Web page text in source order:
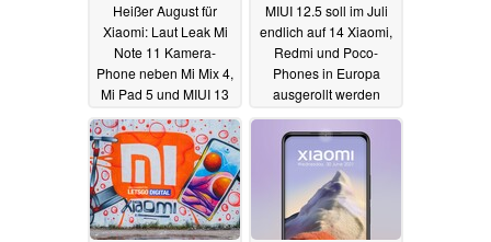
Heißer August für
Xiaomi: Laut Leak Mi
Note 11 Kamera-
Phone neben Mi Mix 4,
Mi Pad 5 und MIUI 13
im Anmarsch06.07.2021
MIUI 12.5 soll im Juli
endlich auf 14 Xiaomi,
Redmi und Poco-
Phones in Europa
ausgerollt werden
04.07.2021